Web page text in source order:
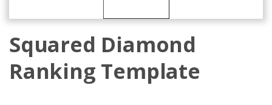
Squared Diamond
Ranking Template